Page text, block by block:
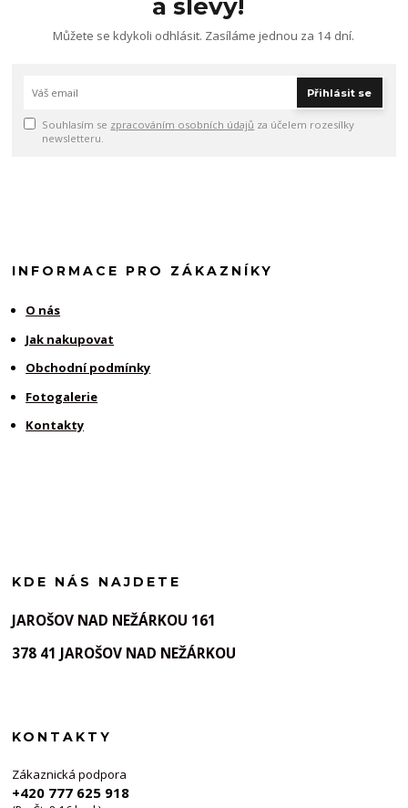
a slevy!
Můžete se kdykoli odhlásit. Zasíláme jednou za 14 dní.
Přihlásit se
Souhlasím se zpracováním osobních údajů za účelem rozesílky
newsletteru.
INFORMACE PRO ZÁKAZNÍKY
O nás
Jak nakupovat
Obchodní podmínky
Fotogalerie
Kontakty
KDE NÁS NAJDETE
JAROŠOV NAD NEŽÁRKOU 161
378 41 JAROŠOV NAD NEŽÁRKOU
KONTAKTY
Zákaznická podpora
+420 777 625 918